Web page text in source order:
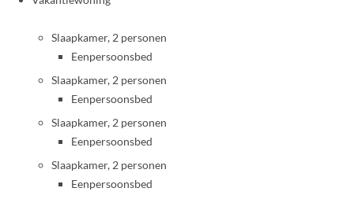
Slaapkamer, 2 personen
Eenpersoonsbed
Slaapkamer, 2 personen
Eenpersoonsbed
Slaapkamer, 2 personen
Eenpersoonsbed
Slaapkamer, 2 personen
Eenpersoonsbed